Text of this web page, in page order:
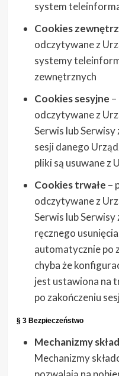
system
Cookies
odczytywane z
systemy
zewnętrznych
Cookies sesyjne
odczytywane z
Serwis lub
sesji danego
pliki są usuwane z
Cookies trwałe –
odczytywane z
Serwis lub
ręcznego
automatycznie po
chyba że
jest ustawiona na
po zakończeniu
§ 3 Bezpieczeństwo
Mechanizmy
Mechanizmy